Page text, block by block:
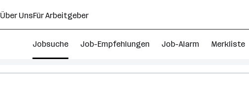
Über UnsFür Arbeitgeber
Jobsuche Job-Empfehlungen Job-Alarm Merkliste